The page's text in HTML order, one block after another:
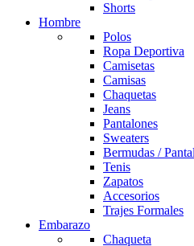
Shorts
Hombre
Polos
Ropa Deportiva
Camisetas
Camisas
Chaquetas
Jeans
Pantalones
Sweaters
Bermudas /
Tenis
Zapatos
Accesorios
Trajes Formales
Embarazo
Chaqueta